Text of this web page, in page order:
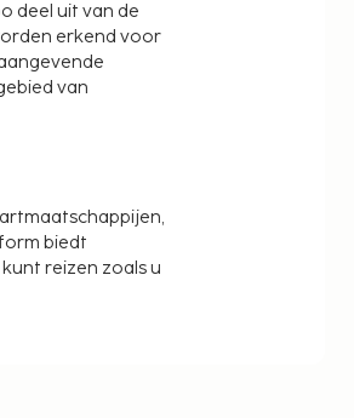
deel uit van de
erkend voor
van
biedt
reizen zoals u